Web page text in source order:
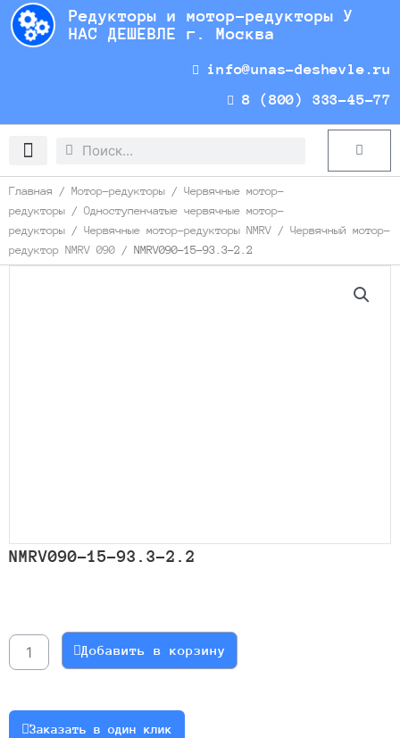
Перейти
содержимому
Редукторы и мотор-редукторы У
НАС ДЕШЕВЛЕ г. Москва
info@unas-deshevle.ru
8 (800) 333-45-77
Search
Search Cart
Главная / Мотор-редукторы / Червячные мотор-
редукторы / Одноступенчатые червячные мотор-
редукторы / Червячные мотор-редукторы NMRV / Червячный мотор-
редуктор NMRV 090 / NMRV090-15-93.3-2.2
NMRV090-15-93.3-2.2
NMRV090-
15-
Добавить в корзину
Заказать в один клик